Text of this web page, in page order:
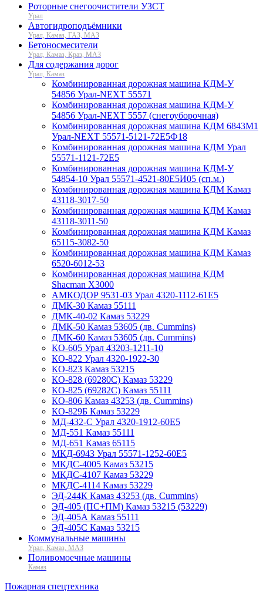
Роторные снегоочистители УЗСТ
Урал
Автогидроподъёмники
Урал, Камаз, ГАЗ, МАЗ
Бетоносмесители
Урал, Камаз, Краз, МАЗ
Для содержания дорог
Урал, Камаз
Комбинированная дорожная машина КДМ-У
54856 Урал-NEXT 55571
Комбинированная дорожная машина КДМ-У
54856 Урал-NEXT 5557 (снегоуборочная)
Комбинированная дорожная машина КДМ 6843М1
Урал-NEXT 55571-5121-72Е5Ф18
Комбинированная дорожная машина КДМ Урал
55571-1121-72Е5
Комбинированная дорожная машина КДМ-У
54854-10 Урал 55571-4521-80Е5И05 (сп.м.)
Комбинированная дорожная машина КДМ Камаз
43118-3017-50
Комбинированная дорожная машина КДМ Камаз
43118-3011-50
Комбинированная дорожная машина КДМ Камаз
65115-3082-50
Комбинированная дорожная машина КДМ Камаз
6520-6012-53
Комбинированная дорожная машина КДМ
Shacman X3000
АМКОДОР 9531-03 Урал 4320-1112-61Е5
ДМК-30 Камаз 55111
ДМК-40-02 Камаз 53229
ДМК-50 Камаз 53605 (дв. Cummins)
ДМК-60 Камаз 53605 (дв. Cummins)
КО-605 Урал 43203-1211-10
КО-822 Урал 4320-1922-30
КО-823 Камаз 53215
КО-828 (69280С) Камаз 53229
КО-825 (69282С) Камаз 55111
КО-806 Камаз 43253 (дв. Cummins)
КО-829Б Камаз 53229
МД-432-С Урал 4320-1912-60Е5
МД-551 Камаз 55111
МД-651 Камаз 65115
МКД-6943 Урал 55571-1252-60Е5
МКДС-4005 Камаз 53215
МКДС-4107 Камаз 53229
МКДС-4114 Камаз 53229
ЭД-244К Камаз 43253 (дв. Cummins)
ЭД-405 (ПС+ПМ) Камаз 53215 (53229)
ЭД-405А Камаз 55111
ЭД-405С Камаз 53215
Коммунальные машины
Урал, Камаз, МАЗ
Поливомоечные машины
Камаз
Пожарная спецтехника